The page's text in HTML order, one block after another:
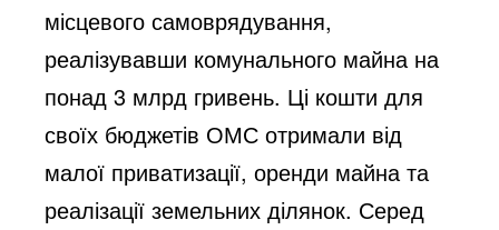
місцевого самоврядування,
реалізувавши комунального майна на
понад 3 млрд гривень. Ці кошти для
своїх бюджетів ОМС отримали від
малої приватизації, оренди майна та
реалізації земельних ділянок. Серед